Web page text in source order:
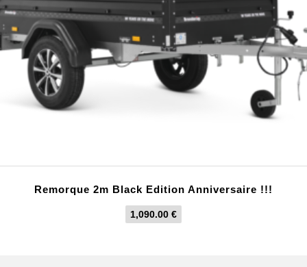
Remorque 2m Black Edition Anniversaire !!!
1,090.00 €